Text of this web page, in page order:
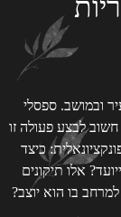
ובמושב. ספסלי
חשוב לבצע פעולה זו
כיצד
אלו תיקונים
בו הוא יוצב?